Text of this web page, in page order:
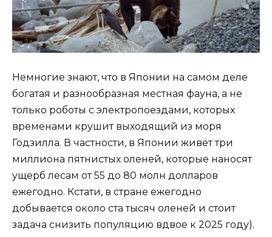
Немногие знают, что в Японии на самом деле
богатая и разнообразная местная фауна, а не
только роботы с электропоездами, которых
временами крушит выходящий из моря
Годзилла. В частности, в Японии живёт три
миллиона пятнистых оленей, которые наносят
ущерб лесам от 55 до 80 молн долларов
ежегодно. Кстати, в стране ежегодно
добывается около ста тысяч оленей и стоит
задача снизить популяцию вдвое к 2025 году).